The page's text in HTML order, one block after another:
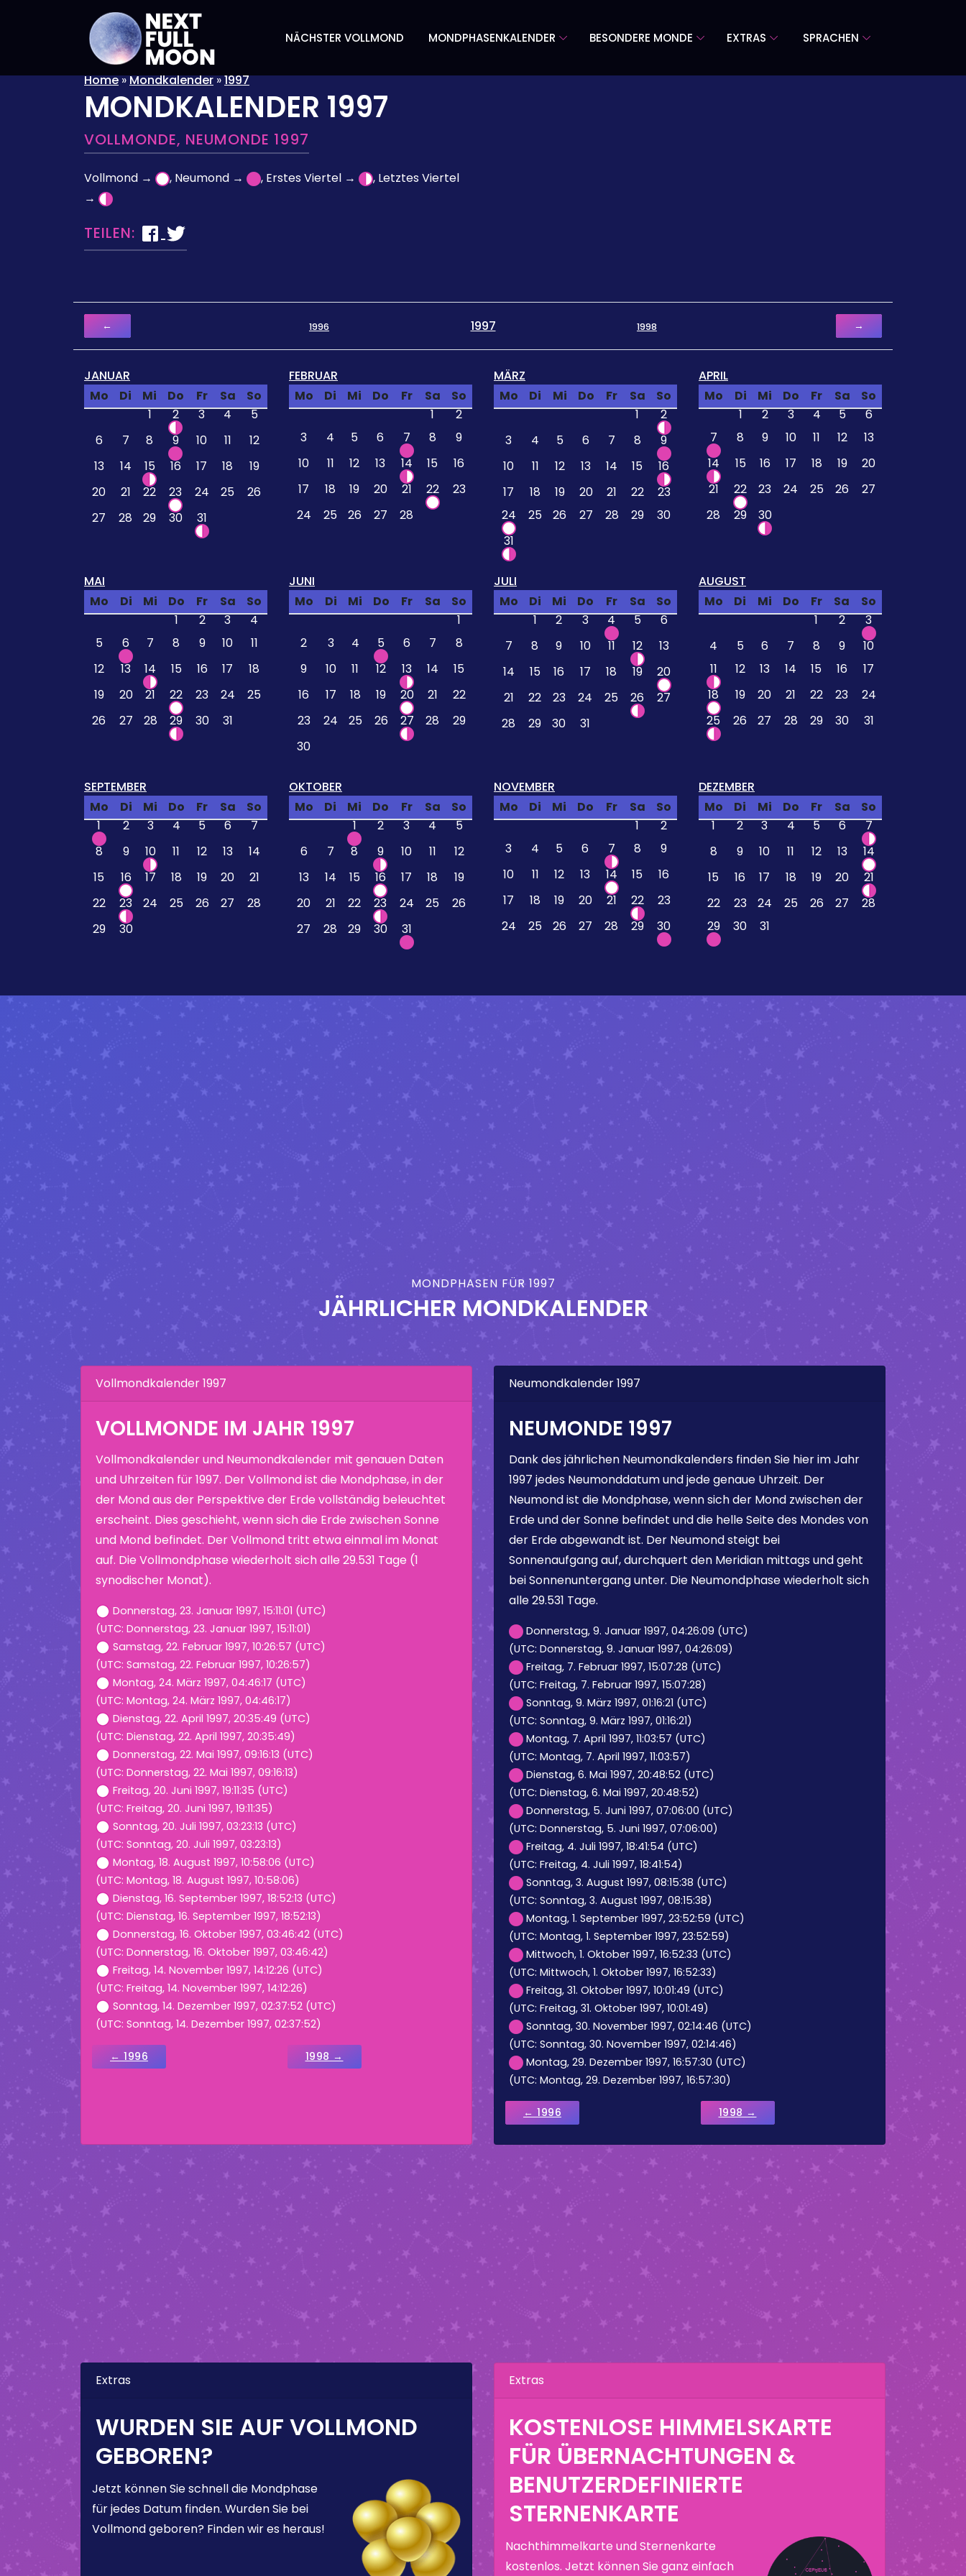
NÄCHSTER VOLLMOND MONDPHASENKALENDER BESONDERE MONDE EXTRAS SPRACHEN
Home»Mondkalender»1997
MONDKALENDER 1997
VOLLMONDE, NEUMONDE 1997
Vollmond → , Neumond → , Erstes Viertel →
, Letztes Viertel
→
TEILEN:
← 1996 1997 1998 →
JANUAR
Mo
Di Mi Do Fr Sa
So
1
2 3 4
5
6
7 8 9 10 11
12
13
14 15 16 17 18
19
20
21 22 23 24 25
26
27
28 29 30 31
FEBRUAR
Mo
Di Mi Do Fr Sa
So
1
2
3
4 5 6 7 8
9
10
11 12 13 14 15
16
17
18 19 20 21 22
23
24
25 26 27 28
MÄRZ
Mo
Di Mi Do Fr Sa
So
1
2
3
4 5 6 7 8
9
10
11 12 13 14 15
16
17
18 19 20 21 22
23
24
25 26 27 28 29
30
31
APRIL
Mo
Di Mi Do Fr Sa
So
1
2 3 4 5
6
7
8 9 10 11 12
13
14
15 16 17 18 19
20
21
22 23 24 25 26
27
28
29 30
MAI
Mo
Di Mi Do Fr Sa
So
1
2 3
4
5
6 7 8 9 10
11
12
13 14 15 16 17
18
19
20 21 22 23 24
25
26
27 28 29 30 31
JUNI
Mo
Di Mi Do Fr Sa
So
1
2
3 4 5 6 7
8
9
10 11 12 13 14
15
16
17 18 19 20 21
22
23
24 25 26 27 28
29
30
JULI
Mo
Di Mi Do Fr Sa
So
1
2 3 4 5
6
7
8 9 10 11 12
13
14
15 16 17 18 19
20
21
22 23 24 25 26
27
28
29 30 31
AUGUST
Mo
Di Mi Do Fr Sa
So
1
2
3
4
5 6 7 8 9
10
11
12 13 14 15 16
17
18
19 20 21 22 23
24
25
26 27 28 29 30 31
SEPTEMBER
Mo
Di Mi Do Fr Sa
So
1
2 3 4 5 6
7
8
9 10 11 12 13
14
15
16 17 18 19 20
21
22
23 24 25 26 27
28
29
30
OKTOBER
Mo
Di Mi Do Fr Sa
So
1
2 3 4
5
6
7 8 9 10 11
12
13
14 15 16 17 18
19
20
21 22 23 24 25
26
27
28 29 30 31
NOVEMBER
Mo
Di Mi Do Fr Sa
So
1
2
3
4 5 6 7 8
9
10
11 12 13 14 15
16
17
18 19 20 21 22
23
24
25 26 27 28 29 30
DEZEMBER
Mo
Di Mi Do Fr Sa
So
1
2 3 4 5 6
7
8
9 10 11 12 13
14
15
16 17 18 19 20
21
22
23 24 25 26 27
28
29
30 31
MONDPHASEN FÜR 1997
JÄHRLICHER MONDKALENDER
Vollmondkalender 1997
VOLLMONDE IM JAHR 1997
Vollmondkalender und Neumondkalender mit genauen Daten
und Uhrzeiten für 1997. Der Vollmond ist die Mondphase, in der
der Mond aus der Perspektive der Erde vollständig beleuchtet
erscheint. Dies geschieht, wenn sich die Erde zwischen Sonne
und Mond befindet. Der Vollmond tritt etwa einmal im Monat
auf. Die Vollmondphase wiederholt sich alle 29.531 Tage (1
synodischer Monat).
Donnerstag, 23. Januar 1997, 15:11:01 (UTC)
(UTC: Donnerstag, 23. Januar 1997, 15:11:01)
Samstag, 22. Februar 1997, 10:26:57 (UTC)
(UTC: Samstag, 22. Februar 1997, 10:26:57)
Montag, 24. März 1997, 04:46:17 (UTC)
(UTC: Montag, 24. März 1997, 04:46:17)
Dienstag, 22. April 1997, 20:35:49 (UTC)
(UTC: Dienstag, 22. April 1997, 20:35:49)
Donnerstag, 22. Mai 1997, 09:16:13 (UTC)
(UTC: Donnerstag, 22. Mai 1997, 09:16:13)
Freitag, 20. Juni 1997, 19:11:35 (UTC)
(UTC: Freitag, 20. Juni 1997, 19:11:35)
Sonntag, 20. Juli 1997, 03:23:13 (UTC)
(UTC: Sonntag, 20. Juli 1997, 03:23:13)
Montag, 18. August 1997, 10:58:06 (UTC)
(UTC: Montag, 18. August 1997, 10:58:06)
Dienstag, 16. September 1997, 18:52:13 (UTC)
(UTC: Dienstag, 16. September 1997, 18:52:13)
Donnerstag, 16. Oktober 1997, 03:46:42 (UTC)
(UTC: Donnerstag, 16. Oktober 1997, 03:46:42)
Freitag, 14. November 1997, 14:12:26 (UTC)
(UTC: Freitag, 14. November 1997, 14:12:26)
Sonntag, 14. Dezember 1997, 02:37:52 (UTC)
(UTC: Sonntag, 14. Dezember 1997, 02:37:52)
← 1996 1998 →
Neumondkalender 1997
NEUMONDE 1997
Dank des jährlichen Neumondkalenders finden Sie hier im Jahr
1997 jedes Neumonddatum und jede genaue Uhrzeit. Der
Neumond ist die Mondphase, wenn sich der Mond zwischen der
Erde und der Sonne befindet und die helle Seite des Mondes von
der Erde abgewandt ist. Der Neumond steigt bei
Sonnenaufgang auf, durchquert den Meridian mittags und geht
bei Sonnenuntergang unter. Die Neumondphase wiederholt sich
alle 29.531 Tage.
Donnerstag, 9. Januar 1997, 04:26:09 (UTC)
(UTC: Donnerstag, 9. Januar 1997, 04:26:09)
Freitag, 7. Februar 1997, 15:07:28 (UTC)
(UTC: Freitag, 7. Februar 1997, 15:07:28)
Sonntag, 9. März 1997, 01:16:21 (UTC)
(UTC: Sonntag, 9. März 1997, 01:16:21)
Montag, 7. April 1997, 11:03:57 (UTC)
(UTC: Montag, 7. April 1997, 11:03:57)
Dienstag, 6. Mai 1997, 20:48:52 (UTC)
(UTC: Dienstag, 6. Mai 1997, 20:48:52)
Donnerstag, 5. Juni 1997, 07:06:00 (UTC)
(UTC: Donnerstag, 5. Juni 1997, 07:06:00)
Freitag, 4. Juli 1997, 18:41:54 (UTC)
(UTC: Freitag, 4. Juli 1997, 18:41:54)
Sonntag, 3. August 1997, 08:15:38 (UTC)
(UTC: Sonntag, 3. August 1997, 08:15:38)
Montag, 1. September 1997, 23:52:59 (UTC)
(UTC: Montag, 1. September 1997, 23:52:59)
Mittwoch, 1. Oktober 1997, 16:52:33 (UTC)
(UTC: Mittwoch, 1. Oktober 1997, 16:52:33)
Freitag, 31. Oktober 1997, 10:01:49 (UTC)
(UTC: Freitag, 31. Oktober 1997, 10:01:49)
Sonntag, 30. November 1997, 02:14:46 (UTC)
(UTC: Sonntag, 30. November 1997, 02:14:46)
Montag, 29. Dezember 1997, 16:57:30 (UTC)
(UTC: Montag, 29. Dezember 1997, 16:57:30)
← 1996 1998 →
Extras
WURDEN SIE AUF VOLLMOND
GEBOREN?
Jetzt können Sie schnell die Mondphase
für jedes Datum finden. Wurden Sie bei
Vollmond geboren? Finden wir es heraus!
Extras
KOSTENLOSE HIMMELSKARTE
FÜR ÜBERNACHTUNGEN &
BENUTZERDEFINIERTE
STERNENKARTE
Nachthimmelkarte und Sternenkarte
kostenlos. Jetzt können Sie ganz einfach